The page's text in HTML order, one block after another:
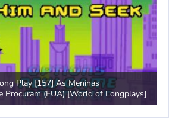
Play [157] As Meninas
Procuram (EUA) [World of Longplays]